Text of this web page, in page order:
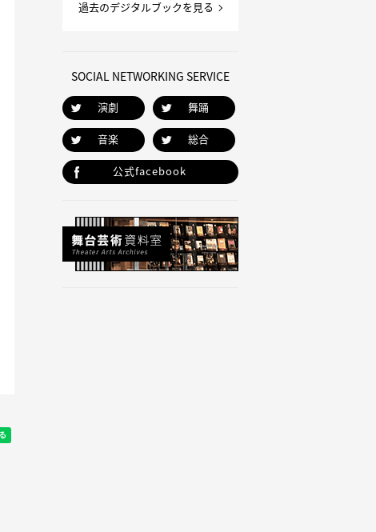
過去のデジタルブックを見る
SOCIAL NETWORKING SERVICE
演劇 舞踊
音楽 総合
公式facebook